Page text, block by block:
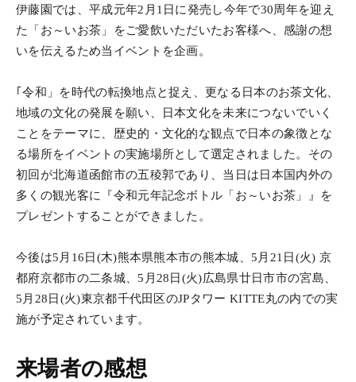
伊藤園では、平成元年2月1日に発売し今年で30周年を迎え
た「お～いお茶」をご愛飲いただいたお客様へ、感謝の想
いを伝えるため当イベントを企画。
｢令和」を時代の転換地点と捉え、更なる日本のお茶文化、
地域の文化の発展を願い、日本文化を未来につないでいく
ことをテーマに、歴史的・文化的な観点で日本の象徴とな
る場所をイベントの実施場所として選定されました。その
初回が北海道函館市の五稜郭であり、当日は日本国内外の
多くの観光客に『令和元年記念ボトル「お～いお茶」』を
プレゼントすることができました。
今後は5月16日(木)熊本県熊本市の熊本城、5月21日(火) 京
都府京都市の二条城、5月28日(火)広島県廿日市市の宮島、
5月28日(火)東京都千代田区のJPタワー KITTE丸の内での実
施が予定されています。
来場者の感想